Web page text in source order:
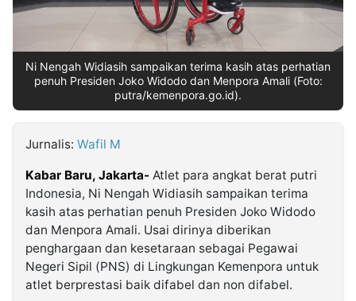
Kabarbaru.co
2026
Kabarbaru
Media
Holding
Ni Nengah Widiasih sampaikan terima kasih atas perhatian
penuh Presiden Joko Widodo dan Menpora Amali (Foto:
putra/kemenpora.go.id).
Jurnalis: Wafil M
Kabar Baru, Jakarta- Atlet para angkat berat putri
Indonesia, Ni Nengah Widiasih sampaikan terima
kasih atas perhatian penuh Presiden Joko Widodo
dan Menpora Amali. Usai dirinya diberikan
penghargaan dan kesetaraan sebagai Pegawai
Negeri Sipil (PNS) di Lingkungan Kemenpora untuk
atlet berprestasi baik difabel dan non difabel.